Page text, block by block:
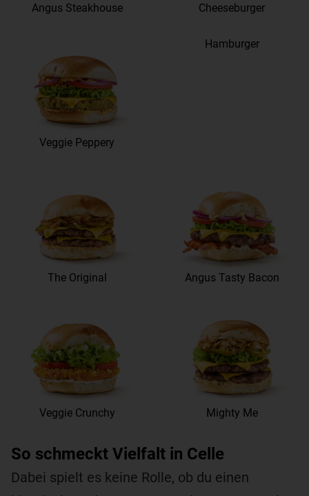
Angus Steakhouse Cheeseburger
Veggie Peppery
Hamburger
The Original Angus Tasty Bacon
Veggie Crunchy Mighty Me
So schmeckt Vielfalt in Celle
Dabei spielt es keine Rolle, ob du einen